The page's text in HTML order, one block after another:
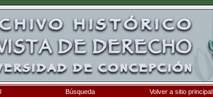
Búsqueda Volver a sitio principal